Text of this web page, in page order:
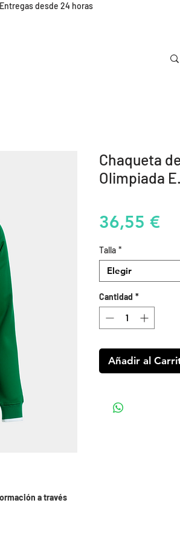
desde 24 horas
a través
Chaqueta
Olimpiada
36,55 €
Talla *
Elegir
Cantidad *
Añadir al